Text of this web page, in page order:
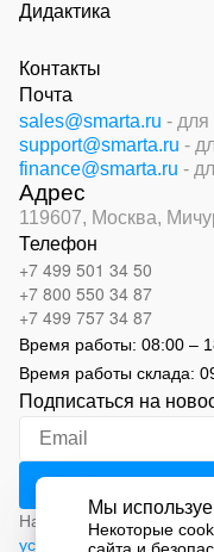
Дидактика
Контакты
Почта
sales@smarta.ru - для
support@smarta.ru -
finance@smarta.ru -
Адрес
119607, Москва,
Телефон
+7 499 501 34 50
+7 800 550 34 87
+7 499 757 34 87
Время работы: 08:00 –
Время работы склада:
Подписаться на
Нажимая на кнопку
условиями обработки
Мы
Некоторые